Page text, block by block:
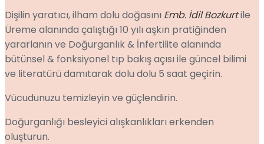
Dişilin yaratıcı, ilham dolu doğasını Emb. İdil Bozkurtile
Üreme alanında çalıştığı 10 yılı aşkın pratiğinden
yararlanın ve Doğurganlık & İnfertilite alanında
bütünsel & fonksiyonel tıp bakış açısı ile güncel bilimi
ve literatürü damıtarak dolu dolu 5 saat geçirin.
Vücudunuzu temizleyin ve güçlendirin.
Doğurganlığı besleyici alışkanlıkları erkenden
oluşturun.